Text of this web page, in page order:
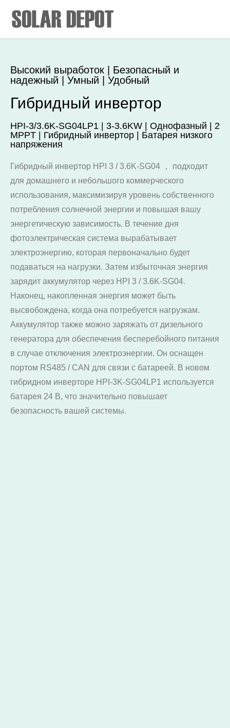
Высокий выработок | Безопасный и
надежный | Умный | Удобный
Гибридный инвертор
HPI-3/3.6K-SG04LP1 | 3-3.6KW | Однофазный | 2
MPPT | Гибридный инвертор | Батарея низкого
напряжения
Гибридный инвертор HPI 3 / 3.6K-SG04 ， подходит
для домашнего и небольшого коммерческого
использования, максимизируя уровень собственного
потребления солнечной энергии и повышая вашу
энергетическую зависимость. В течение дня
фотоэлектрическая система вырабатывает
электроэнергию, которая первоначально будет
подаваться на нагрузки. Затем избыточная энергия
зарядит аккумулятор через HPI 3 / 3.6K-SG04.
Наконец, накопленная энергия может быть
высвобождена, когда она потребуется нагрузкам.
Аккумулятор также можно заряжать от дизельного
генератора для обеспечения бесперебойного питания
в случае отключения электроэнергии. Он оснащен
портом RS485 / CAN для связи с батареей. В новом
гибридном инверторе HPI-3K-SG04LP1 используется
батарея 24 В, что значительно повышает
безопасность вашей системы.